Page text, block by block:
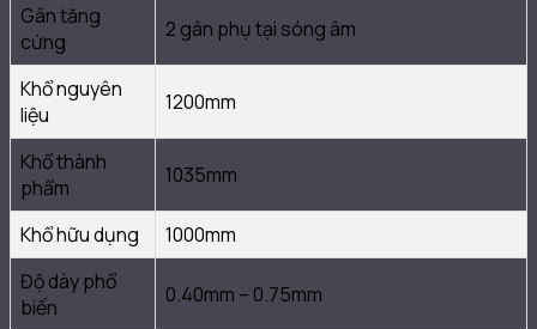
Gân tăng
cứng
2 gân phụ tại sóng âm
Khổ nguyên
liệu
1200mm
Khổ thành
phẩm
1035mm
Khổ hữu dụng
1000mm
Độ dày phổ
biến
0.40mm – 0.75mm